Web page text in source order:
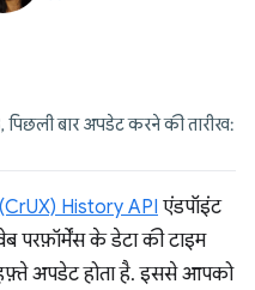
बार अपडेट करने की तारीख:
History API एंडपॉइंट
परफ़ॉर्मेंस के डेटा की टाइम
हफ़्ते अपडेट होता है. इससे आपको